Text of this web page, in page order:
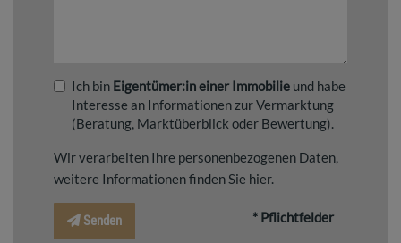
Ich bin Eigentümer:in einer Immobilie und habe
Interesse an Informationen zur Vermarktung
(Beratung, Marktüberblick oder Bewertung).
Wir verarbeiten Ihre personenbezogenen Daten,
weitere Informationen finden Sie hier.
Senden * Pflichtfelder